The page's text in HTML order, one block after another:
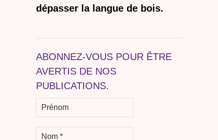
dépasser la langue de bois.
ABONNEZ-VOUS POUR ÊTRE
AVERTIS DE NOS
PUBLICATIONS.